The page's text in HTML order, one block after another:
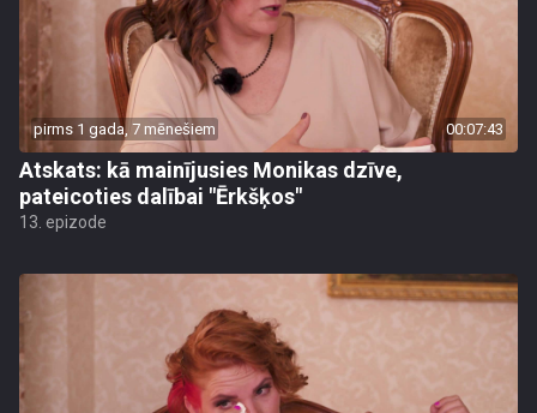
pirms 1 gada, 7 mēnešiem 00:07:43
Atskats: kā mainījusies Monikas dzīve,
pateicoties dalībai "Ērkšķos"
13. epizode